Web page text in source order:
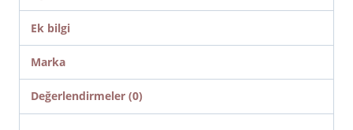
Ek bilgi
Marka
Değerlendirmeler (0)